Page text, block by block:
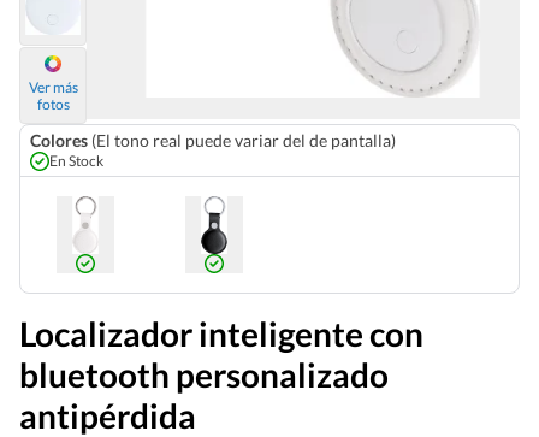
Ver más
fotos
Colores (El tono real puede variar del de pantalla)
En Stock
Localizador inteligente con
bluetooth personalizado
antipérdida